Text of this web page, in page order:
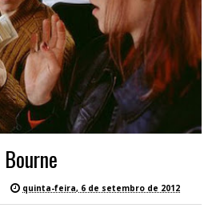
quinta-feira, 6 de setembro de 2012